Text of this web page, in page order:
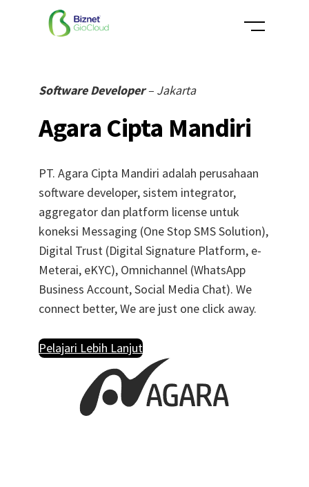
Software Developer– Jakarta
Agara Cipta Mandiri
PT. Agara Cipta Mandiri adalah perusahaan
software developer, sistem integrator,
aggregator dan platform license untuk
koneksi Messaging (One Stop SMS Solution),
Digital Trust (Digital Signature Platform, e-
Meterai, eKYC), Omnichannel (WhatsApp
Business Account, Social Media Chat). We
connect better, We are just one click away.
Pelajari Lebih Lanjut